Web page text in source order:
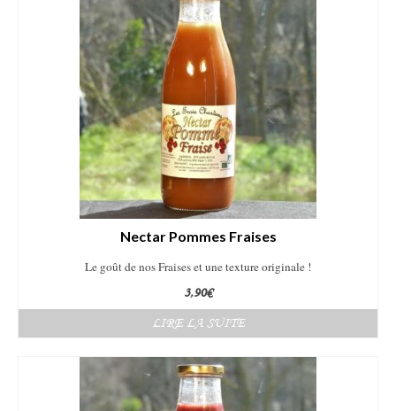
Nectar Pommes Fraises
Le goût de nos Fraises et une texture originale !
3,90€
LIRE LA SUITE